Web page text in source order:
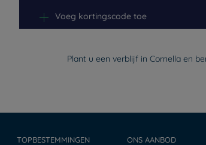
Voeg kortingscode toe
Plant u een verblijf in Cornella en
TOPBESTEMMINGEN ONS AANBOD